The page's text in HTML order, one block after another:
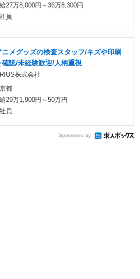
27万8,000円～36万8,300円
員
ニメグッズの検査スタッフ/キズや印刷
確認/未経験歓迎/人柄重視
株式会社
都
29万1,900円～50万円
員
Sponsored by